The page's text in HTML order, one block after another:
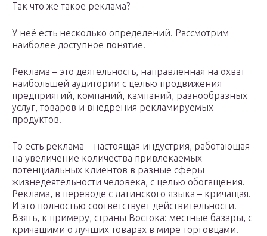
Так что же такое реклама?
У неё есть несколько определений. Рассмотрим
наиболее доступное понятие.
Реклама – это деятельность, направленная на охват
наибольшей аудитории с целью продвижения
предприятий, компаний, кампаний, разнообразных
услуг, товаров и внедрения рекламируемых
продуктов.
То есть реклама – настоящая индустрия, работающая
на увеличение количества привлекаемых
потенциальных клиентов в разные сферы
жизнедеятельности человека, с целью обогащения.
Реклама, в переводе с латинского языка – кричащая.
И это полностью соответствует действительности.
Взять, к примеру, страны Востока: местные базары, с
кричащими о лучших товарах в мире торговцами.